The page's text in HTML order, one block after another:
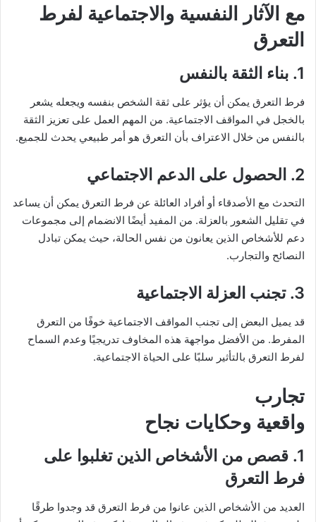
مع الآثار النفسية والاجتماعية لفرط
التعرق
1. بناء الثقة بالنفس
فرط التعرق يمكن أن يؤثر على ثقة الشخص بنفسه ويجعله يشعر
بالخجل في المواقف الاجتماعية. من المهم العمل على تعزيز الثقة
بالنفس من خلال الاعتراف بأن التعرق هو أمر طبيعي يحدث للجميع.
2. الحصول على الدعم الاجتماعي
التحدث مع الأصدقاء أو أفراد العائلة عن فرط التعرق يمكن أن يساعد
في تقليل الشعور بالعزلة. من المفيد أيضًا الانضمام إلى مجموعات
دعم للأشخاص الذين يعانون من نفس الحالة، حيث يمكن تبادل
النصائح والتجارب.
3. تجنب العزلة الاجتماعية
قد يميل البعض إلى تجنب المواقف الاجتماعية خوفًا من التعرق
المفرط. من الأفضل مواجهة هذه المخاوف تدريجيًا وعدم السماح
لفرط التعرق بالتأثير سلبًا على الحياة الاجتماعية.
تجارب
واقعية وحكايات نجاح
1. قصص من الأشخاص الذين تغلبوا على
فرط التعرق
العديد من الأشخاص الذين عانوا من فرط التعرق قد وجدوا طرقًا